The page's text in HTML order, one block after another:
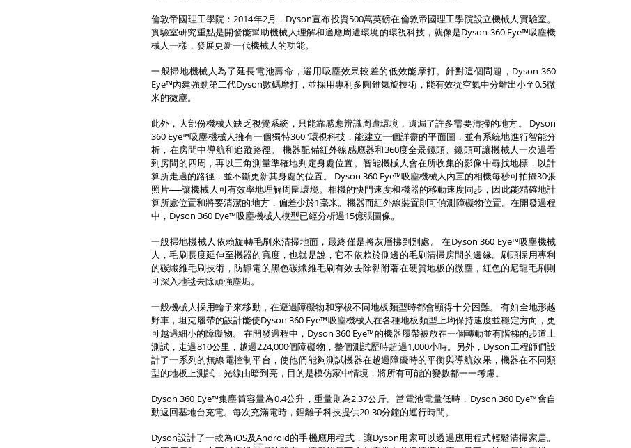
倫敦帝國理工學院：2014年2月，Dyson宣布投資500萬英磅在倫敦帝國理工學院設立機械人實驗室。
實驗室研究重點是開發能幫助機械人理解和適應周遭環境的環視科技，就像是Dyson 360 Eye™吸塵機
械人一樣，發展更新一代機械人的功能。
一般掃地機械人為了延長電池壽命，選用吸塵效果較差的低效能摩打。針對這個問題，Dyson 360
Eye™內建強勁第二代Dyson數碼摩打，並採用專利多圓錐氣旋技術，能有效從空氣中分離出小至0.5微
米的微塵。
此外，大部份機械人缺乏視覺系統，只能靠感應辨識周遭環境，遺漏了許多需要清掃的地方。 Dyson
360 Eye™吸塵機械人擁有一個獨特360°環視科技，能建立一個詳盡的平面圖，並有系統地進行智能分
析，在房間中導航和追蹤路徑。 機器配備紅外線感應器和360度全景鏡頭。鏡頭可讓機械人一次過看
到房間的四周，再以三角測量準確地判定身處位置。智能機械人會在所收集的影像中尋找地標，以計
算所走過的路徑，並不斷更新其身處的位置。 Dyson 360 Eye™吸塵機械人內置的相機每秒可拍攝30張
照片──讓機械人可有效率地理解周圍環境。相機的快門速度和機器的移動速度同步，因此能精確地計
算所處位置和將要清潔的地方，偏差少於1毫米。機器而紅外線裝置則可偵測障礙物位置。在開發過程
中，Dyson 360 Eye™吸塵機械人模型已經分析過15億張圖像。
一般掃地機械人依賴旋轉毛刷來清掃地面，最終僅是將灰層拂到別處。 在Dyson 360 Eye™吸塵機械
人，毛刷長度延伸至機器的寬度，也就是說，它不依賴於側邊的毛刷清掃房間的邊緣。刷頭採用專利
的碳纖維毛刷技術，防靜電的黑色碳纖維毛刷有效去除黏附著在硬質地板的微塵，紅色的尼龍毛刷則
可深入地毯去除頑強塵垢。
一般機械人採用輪子來移動，在避過障礙物和穿梭不同地板類型時都會顯得十分困難。 有如全地形越
野車，坦克履帶的設計能使Dyson 360 Eye™吸塵機械人在各種地板類型上均保持速度並穩定方向，更
可越過細小的障礙物。 在開發過程中，Dyson 360 Eye™的機器履帶被放在一個轉動並有階梯的步道上
測試，走過810公里，越過224,000個障礙物，整個測試歷時超過1,000小時。另外，Dyson工程師們設
計了一系列的無線電控制平台，使他們能夠測試機器在越過障礙時的平衡與導航效果，機器在不同類
型的地板上測試，光線由暗到亮，目的是模仿家中情境，將所有可能的變數都一一考慮。
Dyson 360 Eye™集塵筒容量為0.4公升，重量則為2.37公斤。當電池電量低時，Dyson 360 Eye™會自
動返回基地台充電。每次充滿電時，鋰離子科技提供20-30分鐘的運行時間。
Dyson設計了一款為iOS及Android的手機應用程式，讓Dyson用家可以透過應用程式輕鬆清掃家居。